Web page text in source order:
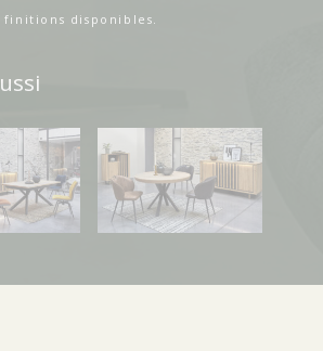
disponibles.